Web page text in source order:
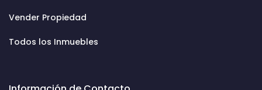
Vender Propiedad
Todos los Inmuebles